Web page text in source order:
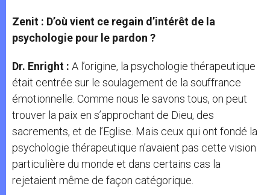
Zenit : D’où vient ce regain d’intérêt de la
psychologie pour le pardon ?
Dr. Enright : A l’origine, la psychologie thérapeutique
était centrée sur le soulagement de la souffrance
émotionnelle. Comme nous le savons tous, on peut
trouver la paix en s’approchant de Dieu, des
sacrements, et de l’Eglise. Mais ceux qui ont fondé la
psychologie thérapeutique n’avaient pas cette vision
particulière du monde et dans certains cas la
rejetaient même de façon catégorique.